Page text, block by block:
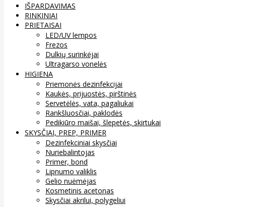
IŠPARDAVIMAS
RINKINIAI
PRIETAISAI
LED/UV lempos
Frezos
Dulkių surinkėjai
Ultragarso vonelės
HIGIENA
Priemonės dezinfekcijai
Kaukės, prijuostės, pirštinės
Servetėlės, vata, pagaliukai
Rankšluosčiai, paklodės
Pedikiūro maišai, šlepetės, skirtukai
SKYSČIAI, PREP, PRIMER
Dezinfekciniai skysčiai
Nuriebalintojas
Primer, bond
Lipnumo valiklis
Gelio nuėmėjas
Kosmetinis acetonas
Skysčiai akrilui, polygeliui